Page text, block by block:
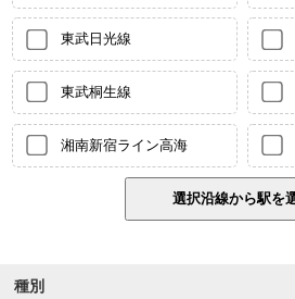
東武日光線
東武桐生線
湘南新宿ライン高海
種別